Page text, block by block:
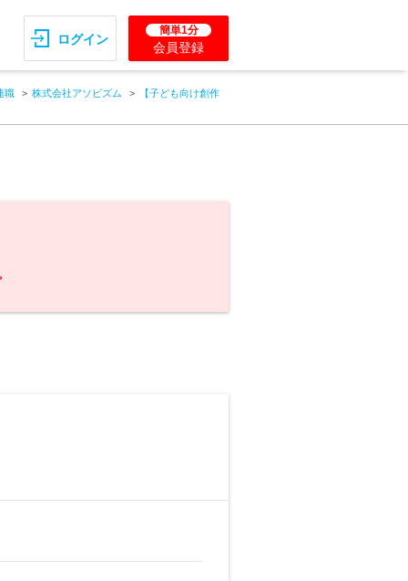
ログイン
簡単1分
会員登録
職 株式会社アソビズム 【子ども向け創作